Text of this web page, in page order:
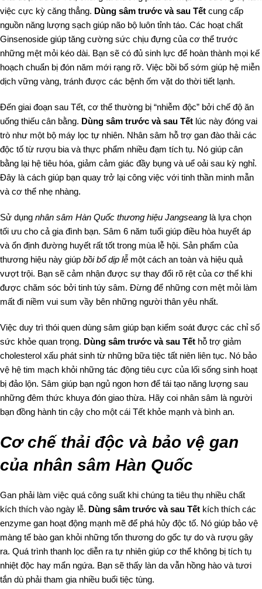
việc cực kỳ căng thẳng. Dùng sâm trước và sau Tết cung cấp
nguồn năng lượng sạch giúp não bộ luôn tỉnh táo. Các hoạt chất
Ginsenoside giúp tăng cường sức chịu đựng của cơ thể trước
những mệt mỏi kéo dài. Bạn sẽ có đủ sinh lực để hoàn thành mọi kế
hoạch chuẩn bị đón năm mới rạng rỡ. Việc bồi bổ sớm giúp hệ miễn
dịch vững vàng, tránh được các bệnh ốm vặt do thời tiết lạnh.
Đến giai đoạn sau Tết, cơ thể thường bị “nhiễm độc” bởi chế độ ăn
uống thiếu cân bằng. Dùng sâm trước và sau Tết lúc này đóng vai
trò như một bộ máy lọc tự nhiên. Nhân sâm hỗ trợ gan đào thải các
độc tố từ rượu bia và thực phẩm nhiều đạm tích tụ. Nó giúp cân
bằng lại hệ tiêu hóa, giảm cảm giác đầy bụng và uể oải sau kỳ nghỉ.
Đây là cách giúp bạn quay trở lại công việc với tinh thần minh mẫn
và cơ thể nhẹ nhàng.
Sử dụng nhân sâm Hàn Quốc thương hiệu Jangseang là lựa chọn
tối ưu cho cả gia đình bạn. Sâm 6 năm tuổi giúp điều hòa huyết áp
và ổn định đường huyết rất tốt trong mùa lễ hội. Sản phẩm của
thương hiệu này giúp bồi bổ dịp lễ một cách an toàn và hiệu quả
vượt trội. Bạn sẽ cảm nhận được sự thay đổi rõ rệt của cơ thể khi
được chăm sóc bởi tinh túy sâm. Đừng để những cơn mệt mỏi làm
mất đi niềm vui sum vầy bên những người thân yêu nhất.
Việc duy trì thói quen dùng sâm giúp bạn kiểm soát được các chỉ số
sức khỏe quan trọng. Dùng sâm trước và sau Tết hỗ trợ giảm
cholesterol xấu phát sinh từ những bữa tiệc tất niên liên tục. Nó bảo
vệ hệ tim mạch khỏi những tác động tiêu cực của lối sống sinh hoạt
bị đảo lộn. Sâm giúp bạn ngủ ngon hơn để tái tạo năng lượng sau
những đêm thức khuya đón giao thừa. Hãy coi nhân sâm là người
bạn đồng hành tin cậy cho một cái Tết khỏe mạnh và bình an.
Cơ chế thải độc và bảo vệ gan
của nhân sâm Hàn Quốc
Gan phải làm việc quá công suất khi chúng ta tiêu thụ nhiều chất
kích thích vào ngày lễ. Dùng sâm trước và sau Tết kích thích các
enzyme gan hoạt động mạnh mẽ để phá hủy độc tố. Nó giúp bảo vệ
màng tế bào gan khỏi những tổn thương do gốc tự do và rượu gây
ra. Quá trình thanh lọc diễn ra tự nhiên giúp cơ thể không bị tích tụ
nhiệt độc hay mẩn ngứa. Bạn sẽ thấy làn da vẫn hồng hào và tươi
tắn dù phải tham gia nhiều buổi tiệc tùng.